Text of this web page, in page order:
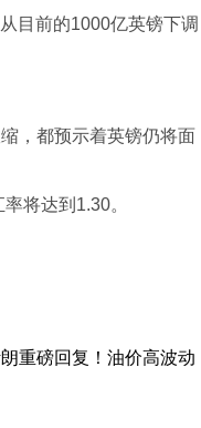
目前的1000亿英镑下调
，都预示着英镑仍将面
将达到1.30。
重磅回复！油价高波动